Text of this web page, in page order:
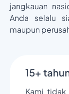
jangkauan
Anda selalu
maupun
15+
Kami